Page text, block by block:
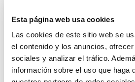
Esta página web usa cookies
Las cookies de este sitio web se
el contenido y los anuncios,
sociales y analizar el tráfico.
información sobre el uso que haga
Hiporexia. La pérdida
personas mayores
Se estima que la hiporexia
millones de personas
país, ya que...